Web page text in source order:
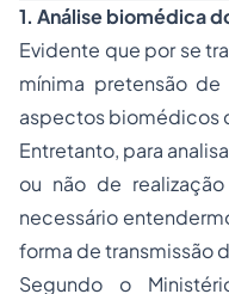
1. Análise biomédica
Evidente que por se
mínima pretensão
aspectos biomédicos
Entretanto, para
ou não de
necessário
forma de transmissão
Segundo o